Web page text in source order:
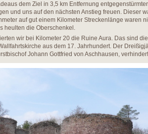
dem Ziel in 3,5 km Entfernung
und uns auf den nächsten Anstieg freuen. Dieser
auf gut einem Kilometer Streckenlänge waren
heulten die Oberschenkel.
wir bei Kilometer 20 die Ruine Aura. Das sind
aus dem 17. Jahrhundert. Der
Johann Gottfried von Aschhausen,